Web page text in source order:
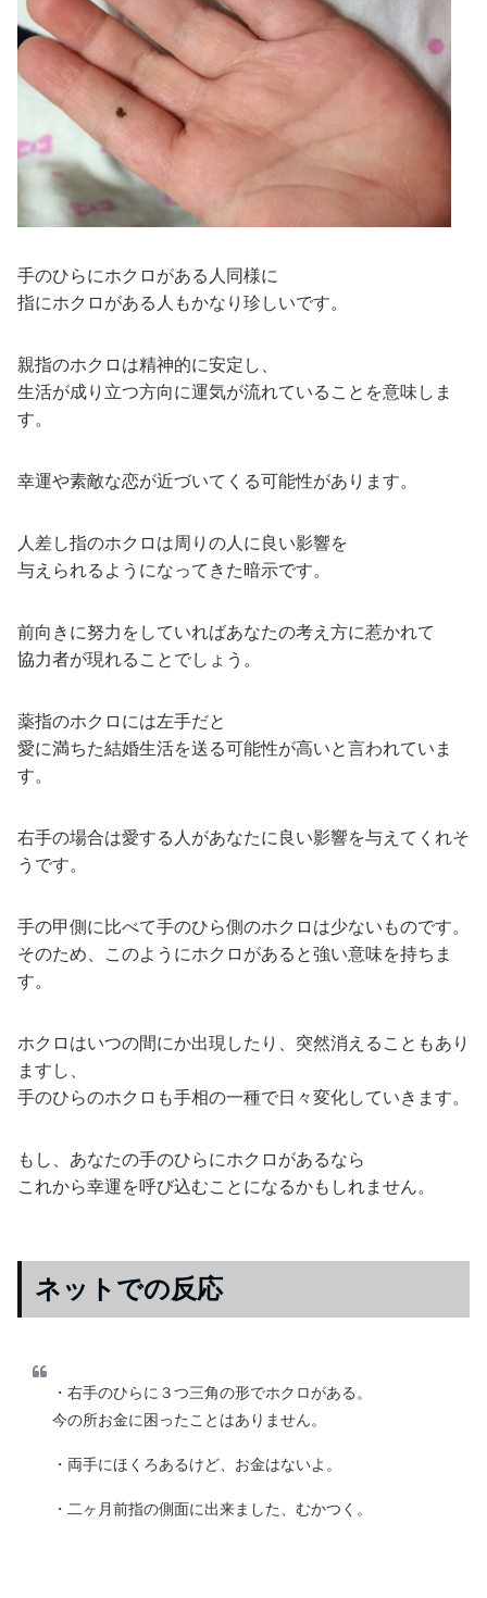
手のひらにホクロがある人同様に
指にホクロがある人もかなり珍しいです。
親指のホクロは精神的に安定し、
生活が成り立つ方向に運気が流れていることを意味しま
す。
幸運や素敵な恋が近づいてくる可能性があります。
人差し指のホクロは周りの人に良い影響を
与えられるようになってきた暗示です。
前向きに努力をしていればあなたの考え方に惹かれて
協力者が現れることでしょう。
薬指のホクロには左手だと
愛に満ちた結婚生活を送る可能性が高いと言われていま
す。
右手の場合は愛する人があなたに良い影響を与えてくれそ
うです。
手の甲側に比べて手のひら側のホクロは少ないものです。
そのため、このようにホクロがあると強い意味を持ちま
す。
ホクロはいつの間にか出現したり、突然消えることもあり
ますし、
手のひらのホクロも手相の一種で日々変化していきます。
もし、あなたの手のひらにホクロがあるなら
これから幸運を呼び込むことになるかもしれません。
ネットでの反応
・右手のひらに３つ三角の形でホクロがある。
今の所お金に困ったことはありません。
・両手にほくろあるけど、お金はないよ。
・二ヶ月前指の側面に出来ました、むかつく。